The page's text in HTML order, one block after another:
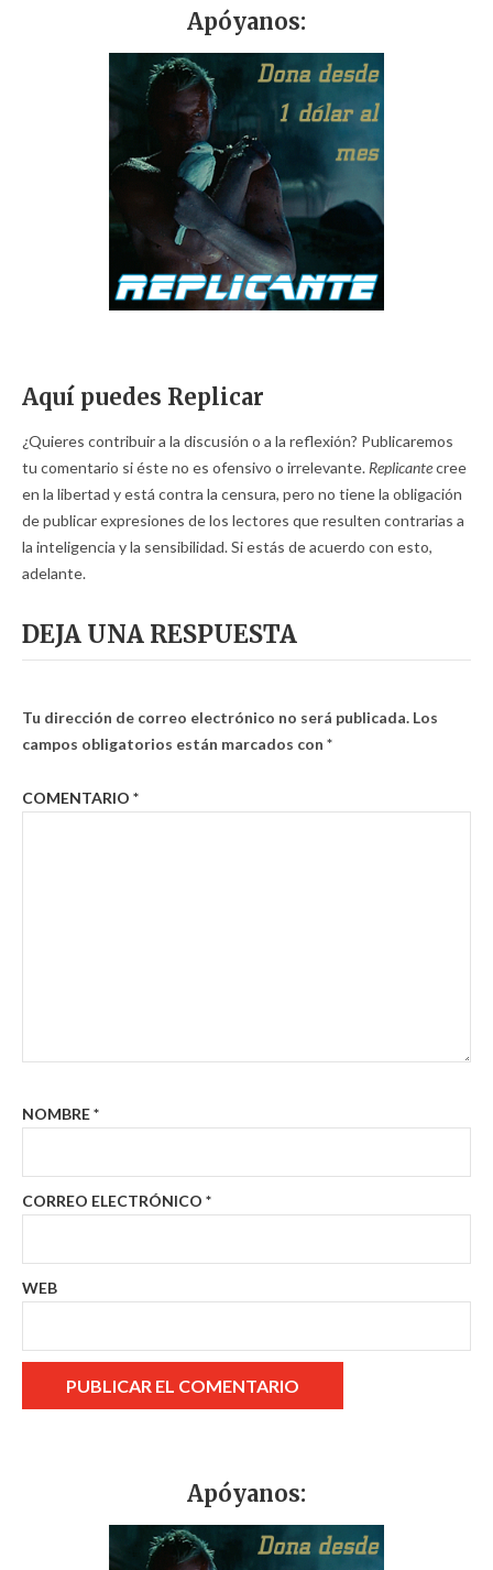
Apóyanos:
Aquí puedes Replicar
¿Quieres contribuir a la discusión o a la reflexión? Publicaremos
tu comentario si éste no es ofensivo o irrelevante. Replicantecree
en la libertad y está contra la censura, pero no tiene la obligación
de publicar expresiones de los lectores que resulten contrarias a
la inteligencia y la sensibilidad. Si estás de acuerdo con esto,
adelante.
DEJA UNA RESPUESTA
Tu dirección de correo electrónico no será publicada. Los
campos obligatorios están marcados con *
COMENTARIO *
NOMBRE*
CORREO ELECTRÓNICO *
WEB
Apóyanos: